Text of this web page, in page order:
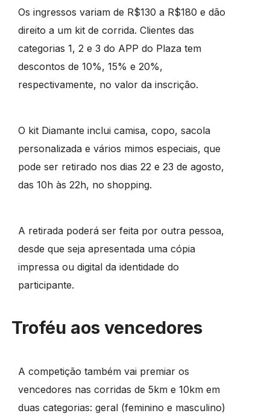
Os ingressos variam de R$130 a R$180 e dão
direito a um kit de corrida. Clientes das
categorias 1, 2 e 3 do APP do Plaza tem
descontos de 10%, 15% e 20%,
respectivamente, no valor da inscrição.
O kit Diamante inclui camisa, copo, sacola
personalizada e vários mimos especiais, que
pode ser retirado nos dias 22 e 23 de agosto,
das 10h às 22h, no shopping.
A retirada poderá ser feita por outra pessoa,
desde que seja apresentada uma cópia
impressa ou digital da identidade do
participante.
Troféu aos vencedores
A competição também vai premiar os
vencedores nas corridas de 5km e 10km em
duas categorias: geral (feminino e masculino)